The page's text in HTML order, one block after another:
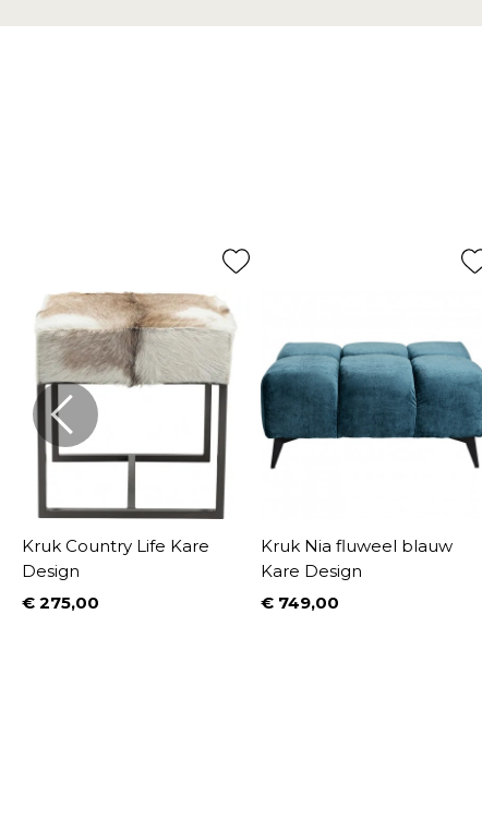
Kruk Country Life Kare
Design
Prijs
€ 275,00
Kruk Nia fluweel blauw
Kare Design
Prijs
€ 749,00